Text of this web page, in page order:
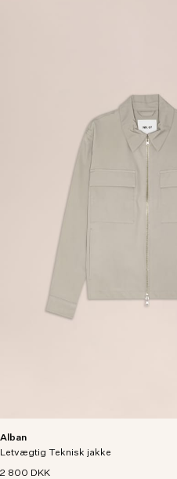
Alban
Letvægtig Teknisk jakke
2 800 DKK